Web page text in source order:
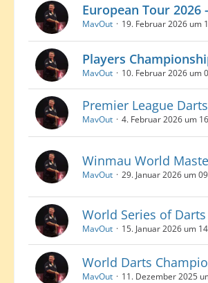
European Tour 2026
MavOut 19. Februar 2026 um
Players
MavOut 10. Februar 2026 um
Premier League
MavOut 4. Februar 2026 um
Winmau World
MavOut 29. Januar 2026 um
World Series of
MavOut 15. Januar 2026 um
World Darts
MavOut 11. Dezember 2025